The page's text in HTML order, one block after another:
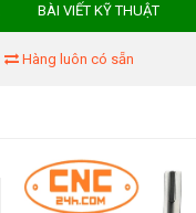
BÀI VIẾT KỸ THUẬT
Hàng luôn có sẵn